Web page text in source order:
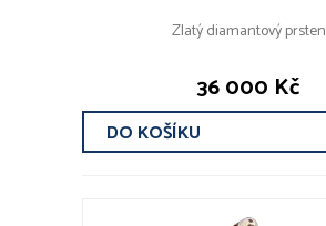
Zlatý diamantový prsten
36 000 Kč
DO KOŠÍKU